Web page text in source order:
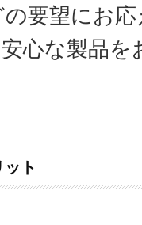
要望にお
心な製品
ト